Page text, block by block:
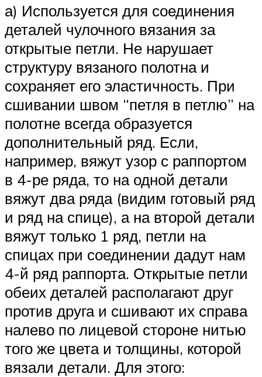
а) Используется для соединения
деталей чулочного вязания за
открытые петли. Не нарушает
структуру вязаного полотна и
сохраняет его эластичность. При
сшивании швом “петля в петлю” на
полотне всегда образуется
дополнительный ряд. Если,
например, вяжут узор с раппортом
в 4-ре ряда, то на одной детали
вяжут два ряда (видим готовый ряд
и ряд на спице), а на второй детали
вяжут только 1 ряд, петли на
спицах при соединении дадут нам
4-й ряд раппорта. Открытые петли
обеих деталей располагают друг
против друга и сшивают их справа
налево по лицевой стороне нитью
того же цвета и толщины, которой
вязали детали. Для этого: